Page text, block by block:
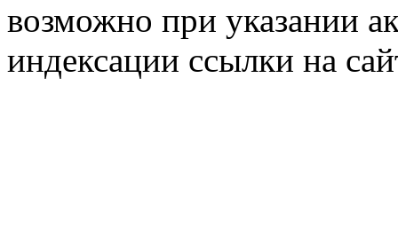
возможно при указании
индексации ссылки на